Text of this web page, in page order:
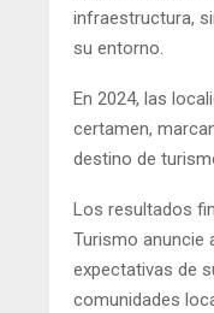
infraestructura,
su entorno.
En 2024, las
certamen,
destino de
Los resultados
Turismo anuncie
expectativas de
comunidades